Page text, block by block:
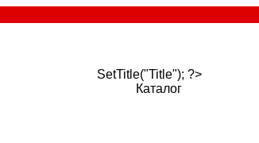
SetTitle("Title"); ?>
Каталог